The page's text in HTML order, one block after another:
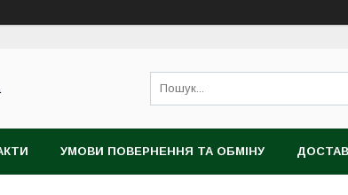
УМОВИ ПОВЕРНЕННЯ ТА ОБМІНУ